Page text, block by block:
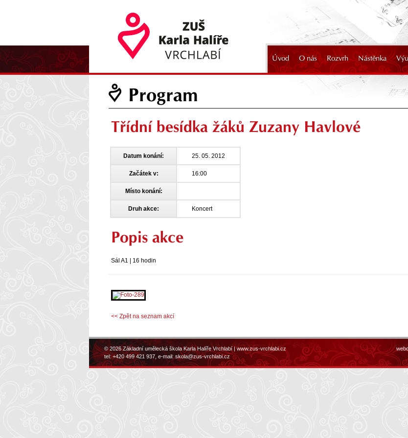
Úvod O nás Rozvrh Nástěnka
Program
Třídní besídka žáků Zuzany Havlové
Datum konání: 25. 05. 2012
Začátek v: 16:00
Místo konání:
Druh akce: Koncert
Popis akce
Sál A1 | 16 hodin
<< Zpět na seznam akcí
© 2026 Základní umělecká škola Karla Halíře Vrchlabí |www.zus-vrchlabi.cz
tel: +420 499 421 937, e-mail:skola@zus-vrchlabi.cz